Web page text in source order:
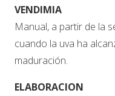
VENDIMIA
Manual, a partir de la
cuando la uva ha
maduración.
ELABORACION